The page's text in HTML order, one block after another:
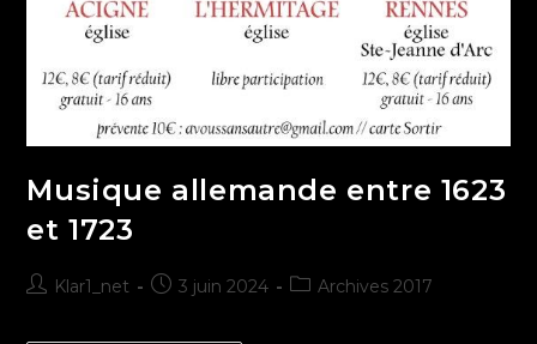
Musique allemande entre 1623
et 1723
Klar1_net 3 juin 2024 Archives 2017